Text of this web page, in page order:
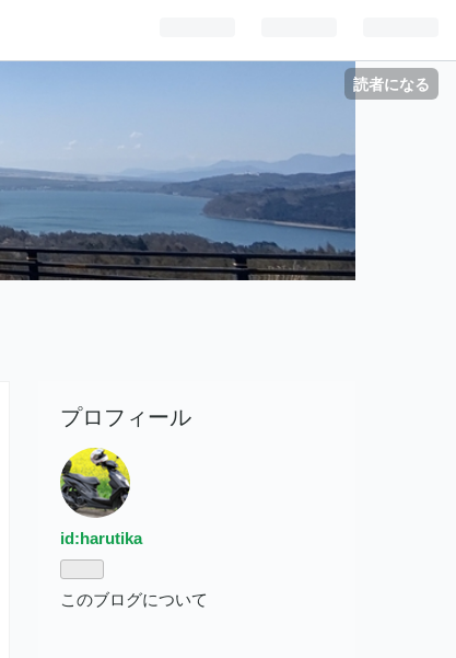
読者になる
プロフィール
id:harutika
このブログについて